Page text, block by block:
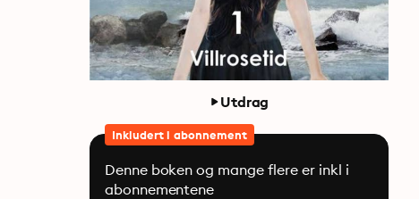
Utdrag
Inkludert i abonnement
Denne boken og mange flere er inkl i
abonnementene